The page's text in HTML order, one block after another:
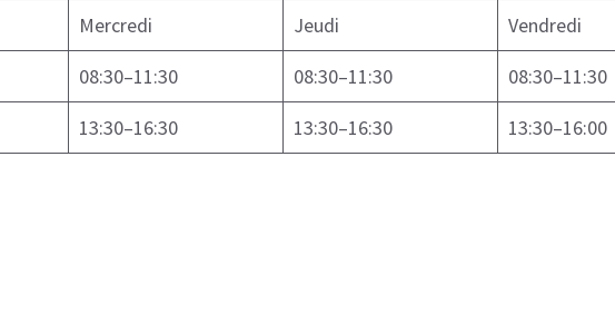
Mercredi Jeudi Vendredi
08:30–11:30 08:30–11:30 08:30–11:30
13:30–16:30 13:30–16:30 13:30–16:00